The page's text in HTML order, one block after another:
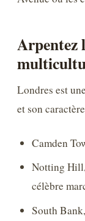
Arpentez
Londres est
et son
Camden
Notting Hill,
célèbre
South